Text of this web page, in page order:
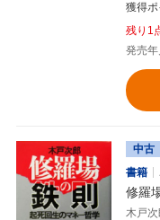
獲得
残り1
発売
中古
書籍
修羅
木戸次